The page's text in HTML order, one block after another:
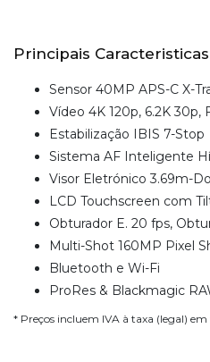
Principais
Sensor 40MP APS-C X-
Vídeo 4K 120p, 6.2K 30p,
Estabilização IBIS 7-Stop
Sistema AF Inteligente
Visor Eletrónico 3.69m-
LCD Touchscreen com
Obturador E. 20 fps,
Multi-Shot 160MP Pixel
Bluetooth e Wi-Fi
ProRes & Blackmagic
* Preços incluem IVA à taxa (legal)